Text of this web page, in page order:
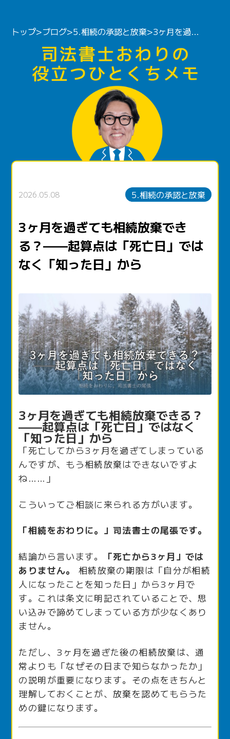
トップ>ブログ>5.相続の承認と放棄> 3ヶ月を過ぎても相続放棄できる？——起算点は「死亡日」ではなく「知った日」から
2026.05.08 5.相続の承認と放棄
3ヶ月を過ぎても相続放棄でき
る？——起算点は「死亡日」では
なく「知った日」から
3ヶ月を過ぎても相続放棄できる？
——起算点は「死亡日」ではなく
「知った日」から
「死亡してから3ヶ月を過ぎてしまっている
んですが、もう相続放棄はできないですよ
ね……」
こういってご相談に来られる方がいます。
「相続をおわりに。」司法書士の尾張です。
結論から言います。
「死亡から3ヶ月」では
ありません。
相続放棄の期限は「自分が相続
人になったことを知った日」から3ヶ月で
す。これは条文に明記されていることで、思
い込みで諦めてしまっている方が少なくあり
ません。
ただし、3ヶ月を過ぎた後の相続放棄は、通
常よりも「なぜその日まで知らなかったか」
の説明が重要になります。その点をきちんと
理解しておくことが、放棄を認めてもらうた
めの鍵になります。